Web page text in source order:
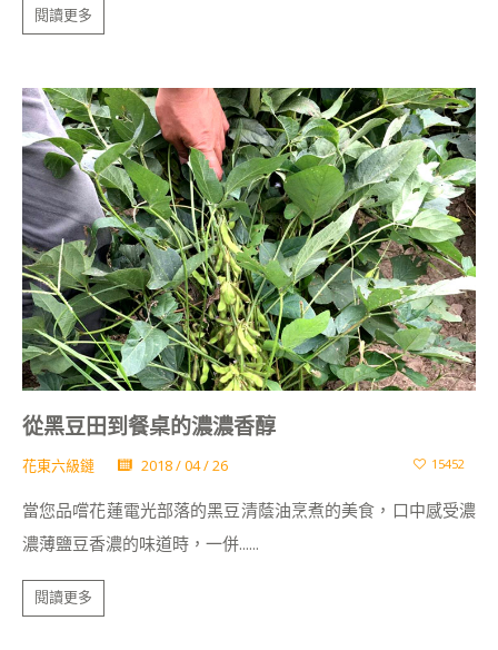
閱讀更多
從黑豆田到餐桌的濃濃香醇
花東六級鏈 2018 / 04 / 26 15452
當您品嚐花蓮電光部落的黑豆清蔭油烹煮的美食，口中感受濃
濃薄鹽豆香濃的味道時，一併......
閱讀更多